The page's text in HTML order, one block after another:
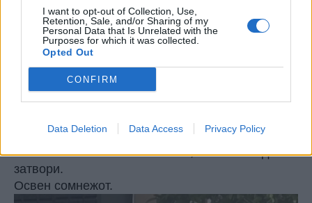
I want to opt-out of Collection, Use,
Retention, Sale, and/or Sharing of my
Personal Data that Is Unrelated with the
Purposes for which it was collected.
Opted Out
CONFIRM
Data Deletion Data Access Privacy Policy
следна одлука ќе изгледа како сценарио, а не
како правда.
И тука лежи најголемата опасност.
Не во тоа дали некој ќе биде осуден или
ослободен, туку во тоа што граѓаните веќе не
веруваат дека вистината воопшто се бара,а
слаб систем, туку опасен систем.
Затоа што во таков систем, сè може да се
затвори.
Освен сомнежот.